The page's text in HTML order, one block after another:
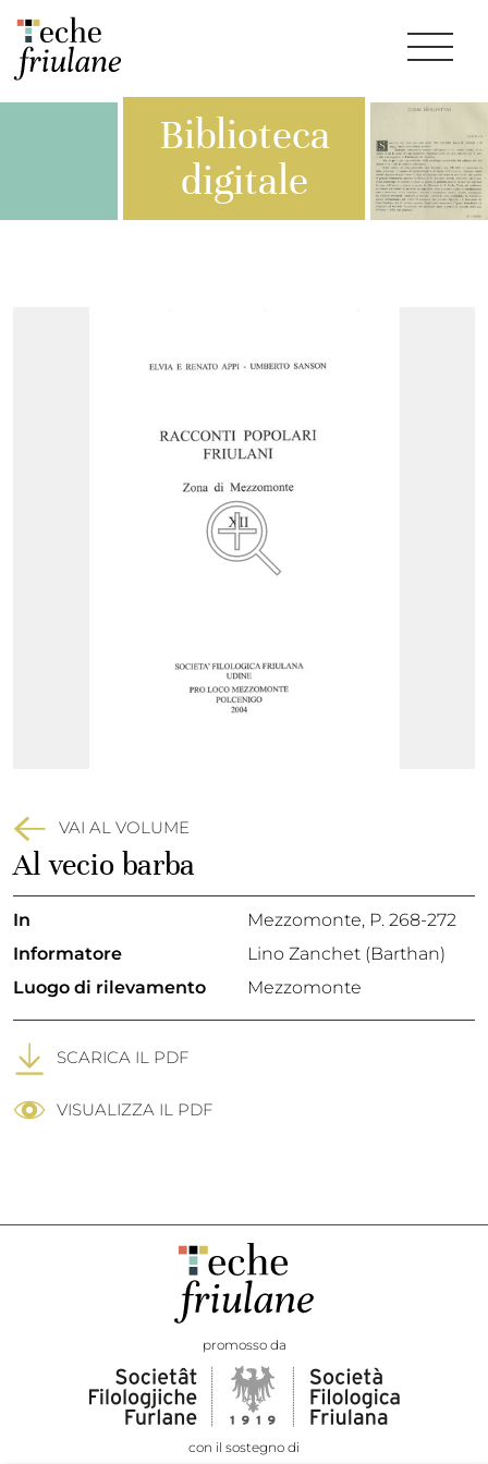
Biblioteca
digitale
VAI AL VOLUME
Al vecio barba
In Mezzomonte, P. 268-272
Informatore
Lino Zanchet (Barthan)
Luogo di rilevamento
Mezzomonte
SCARICA IL PDF
VISUALIZZA IL PDF
promosso da
con il sostegno di